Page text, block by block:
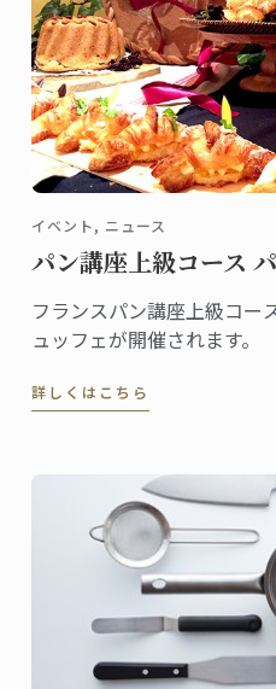
イベント, ニュース
パン講座上級コース
フランスパン講座上級コー
ュッフェが開催されます。
詳しくはこちら